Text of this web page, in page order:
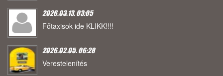
2026.03.13. 03:05
Főtaxisok ide KLIKK!!!!
2026.02.05. 06:28
Verestelenítés